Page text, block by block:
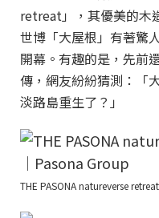
retreat」，其優美的木
世博「大屋根」有著驚
開幕。有趣的是，先前
傳，網友紛紛猜測：「
淡路島重生了？」
THE PASONA natureverse